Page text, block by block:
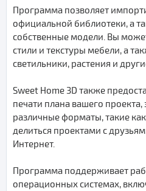
Программа позволяет
официальной библиотеки, а
собственные модели. Вы
стили и текстуры мебели, а
светильники, растения и
Sweet Home 3D также
печати плана вашего проекта,
различные форматы, такие как
делиться проектами с
Интернет.
Программа поддерживает
операционных системах,